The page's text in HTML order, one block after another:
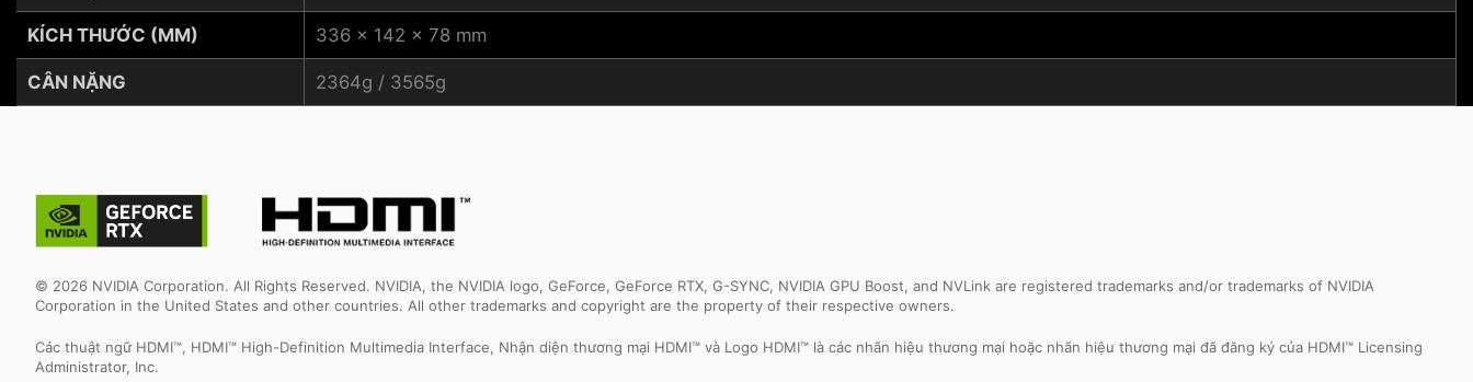
KÍCH THƯỚC (MM)
CÂN NẶNG
336 x 142 x 78 mm
2364g / 3565g
© 2026 NVIDIA Corporation. All Rights Reserved. NVIDIA, the NVIDIA logo, GeForce, GeForce RTX, G-SYNC, NVIDIA GPU Boost, and NVLink are registered trademarks and/or trademarks of NVIDIA
Corporation in the United States and other countries. All other trademarks and copyright are the property of their respective owners.
Các thuật ngữ HDMI™, HDMI™ High-Definition Multimedia Interface, Nhận diện thương mại HDMI™ và Logo HDMI™ là các nhãn hiệu thương mại hoặc nhãn hiệu thương mại đã đăng ký của HDMI™ Licensing
Administrator, Inc.